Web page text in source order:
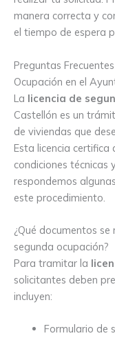
manera correcta y
el tiempo de espera
Preguntas
Ocupación en el
La licencia de
Castellón es un
de viviendas que
Esta licencia certifica
condiciones técnicas
respondemos
este procedimiento.
¿Qué documentos
segunda ocupación?
Para tramitar la
solicitantes deben
incluyen:
Formulario de